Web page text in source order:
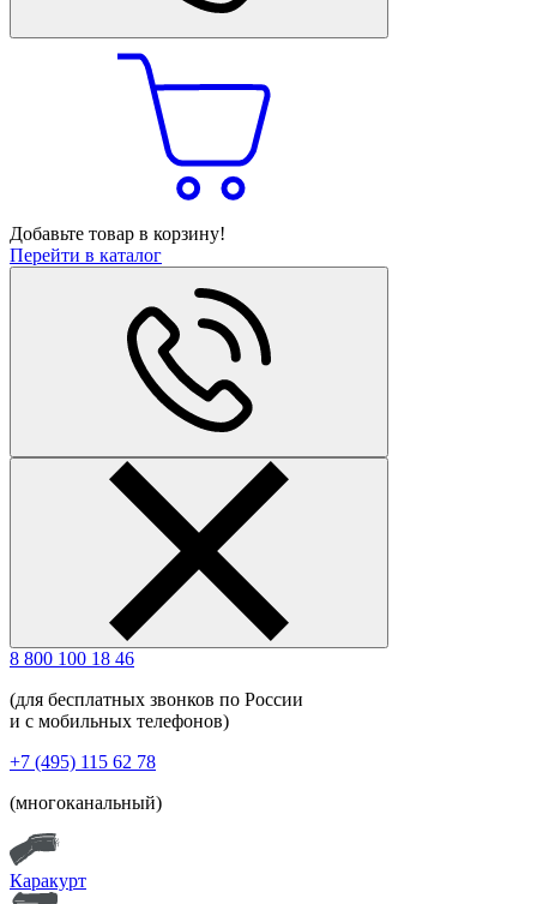
Добавьте товар в корзину!
Перейти в каталог
8 800 100 18 46
(для бесплатных звонков по России
и с мобильных телефонов)
+7 (495) 115 62 78
(многоканальный)
Каракурт